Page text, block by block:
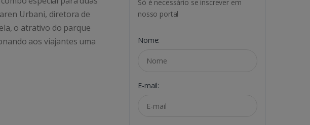
Urbani, diretora de
o atrativo do parque
aos viajantes uma
Só é necessário se inscrever em
nosso portal
Nome:
E-mail: